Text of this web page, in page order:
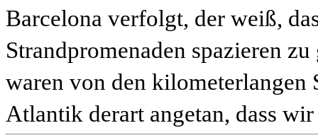
Barcelona verfolgt, der weiß,
Strandpromenaden spazieren
waren von den
Atlantik derart angetan, dass